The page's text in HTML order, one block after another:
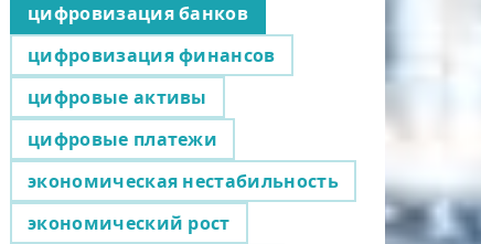
цифровизация банков
цифровизация финансов
цифровые активы
цифровые платежи
экономическая нестабильность
экономический рост